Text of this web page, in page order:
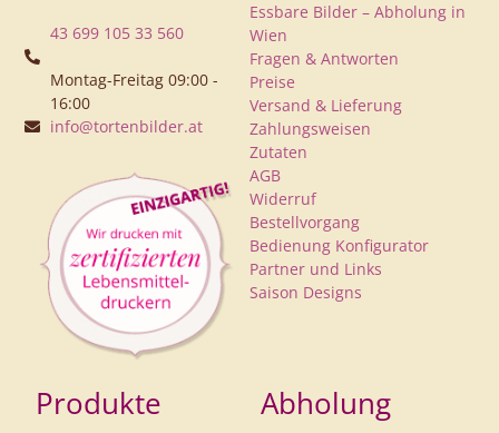
43 699 105 33 560
Montag-Freitag 09:00 -
16:00
info@tortenbilder.at
Essbare Bilder – Abholung in
Wien
Fragen & Antworten
Preise
Versand & Lieferung
Zahlungsweisen
Zutaten
AGB
Widerruf
Bestellvorgang
Bedienung Konfigurator
Partner und Links
Saison Designs
Produkte Abholung